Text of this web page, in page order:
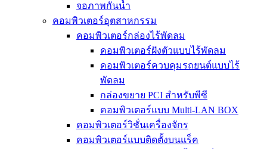
จอภาพกันน้ำ
คอมพิวเตอร์อุตสาหกรรม
คอมพิวเตอร์กล่องไร้พัดลม
คอมพิวเตอร์ฝังตัวแบบไร้พัดลม
คอมพิวเตอร์ควบคุมรถยนต์แบบไร้
พัดลม
กล่องขยาย PCI สำหรับพีซี
คอมพิวเตอร์แบบ Multi-LAN BOX
คอมพิวเตอร์วิชั่นเครื่องจักร
คอมพิวเตอร์แบบติดตั้งบนแร็ค